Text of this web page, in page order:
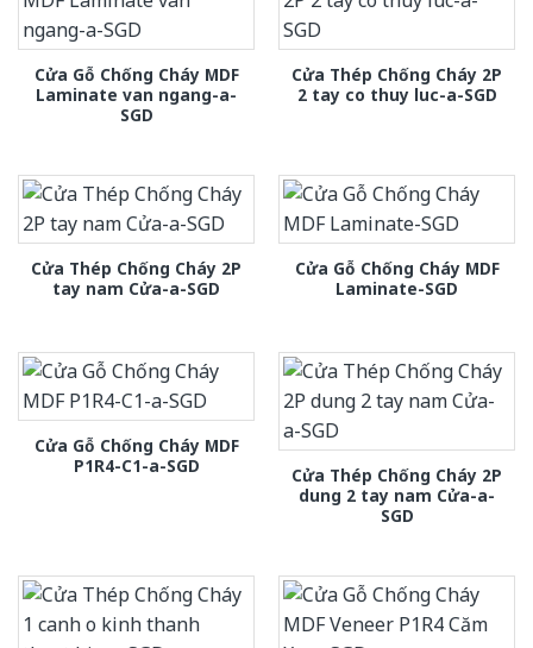
Cửa Gỗ Chống Cháy MDF
Laminate van ngang-a-
SGD
Cửa Thép Chống Cháy 2P
2 tay co thuy luc-a-SGD
Cửa Thép Chống Cháy 2P
tay nam Cửa-a-SGD
Cửa Gỗ Chống Cháy MDF
Laminate-SGD
Cửa Gỗ Chống Cháy MDF
P1R4-C1-a-SGD
Cửa Thép Chống Cháy 2P
dung 2 tay nam Cửa-a-
SGD